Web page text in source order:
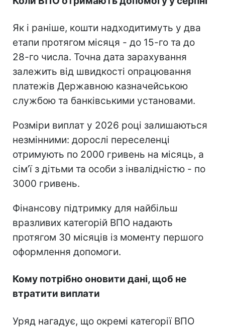
Як і раніше, кошти надходитимуть у два
етапи протягом місяця - до 15-го та до
28-го числа. Точна дата зарахування
залежить від швидкості опрацювання
платежів Державною казначейською
службою та банківськими установами.
Розміри виплат у 2026 році залишаються
незмінними: дорослі переселенці
отримують по 2000 гривень на місяць, а
сімʼї з дітьми та особи з інвалідністю - по
3000 гривень.
Фінансову підтримку для найбільш
вразливих категорій ВПО надають
протягом 30 місяців із моменту першого
оформлення допомоги.
Кому потрібно оновити дані, щоб не
втратити виплати
Уряд нагадує, що окремі категорії ВПО